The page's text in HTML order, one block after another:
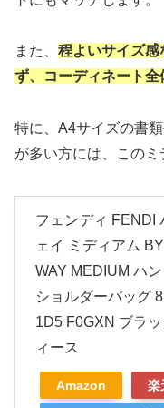
また、 程よいサイズ
ず、コーディネート
特に、A4サイズの書
が多い方には、このミ
フェンディ FENDI
ェイ ミディアム
WAY MEDIUM ハ
ショルダーバッグ
1D5 F0GXN ブラ
ィース
Amazon 楽